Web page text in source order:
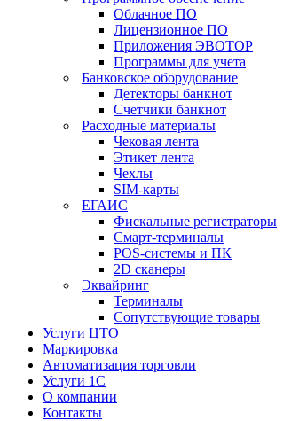
Облачное ПО
Лицензионное ПО
Приложения ЭВОТОР
Программы для учета
Банковское оборудование
Детекторы банкнот
Счетчики банкнот
Расходные материалы
Чековая лента
Этикет лента
Чехлы
SIM-карты
ЕГАИС
Фискальные регистраторы
Смарт-терминалы
POS-системы и ПК
2D сканеры
Эквайринг
Терминалы
Сопутствующие товары
Услуги ЦТО
Маркировка
Автоматизация торговли
Услуги 1С
О компании
Контакты